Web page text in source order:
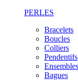
PERLES
Bracelets
Boucles
Colliers
Pendentifs
Ensembles
Bagues